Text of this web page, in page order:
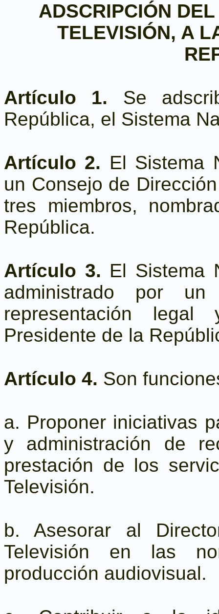
ADSCRIPCIÓN
TELEVISIÓN, A
Artículo 1. Se
República, el Sistema
Artículo 2. El Sistema
un Consejo de
tres miembros,
República.
Artículo 3. El Sistema
administrado por
representación
Presidente de la
Artículo 4. Son
a. Proponer iniciativas
y administración de
prestación de los
Televisión.
b. Asesorar al
Televisión en las
producción audiovisual.